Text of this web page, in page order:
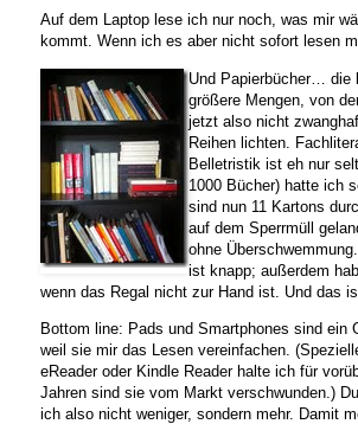
Auf dem Laptop lese ich nur noch, was mir
kommt. Wenn ich es aber nicht sofort lesen
Und Papierbücher… die
größere Mengen, von
jetzt also nicht
Reihen lichten.
Belletristik ist eh nur
1000 Bücher) hatte ich
sind nun 11 Kartons
auf dem Sperrmüll
ohne
ist knapp; außerdem
wenn das Regal nicht zur Hand ist. Und das
Bottom line: Pads und Smartphones sind ein
weil sie mir das Lesen vereinfachen.
eReader oder Kindle Reader halte ich für
Jahren sind sie vom Markt verschwunden.)
ich also nicht weniger, sondern mehr. Damit